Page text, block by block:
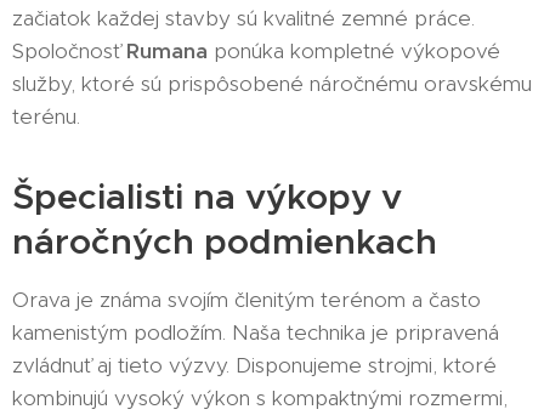
začiatok každej stavby sú kvalitné zemné práce.
SpoločnosťRumana ponúka kompletné výkopové
služby, ktoré sú prispôsobené náročnému oravskému
terénu.
Špecialisti na výkopy v
náročných podmienkach
Orava je známa svojím členitým terénom a často
kamenistým podložím. Naša technika je pripravená
zvládnuť aj tieto výzvy. Disponujeme strojmi, ktoré
kombinujú vysoký výkon s kompaktnými rozmermi,